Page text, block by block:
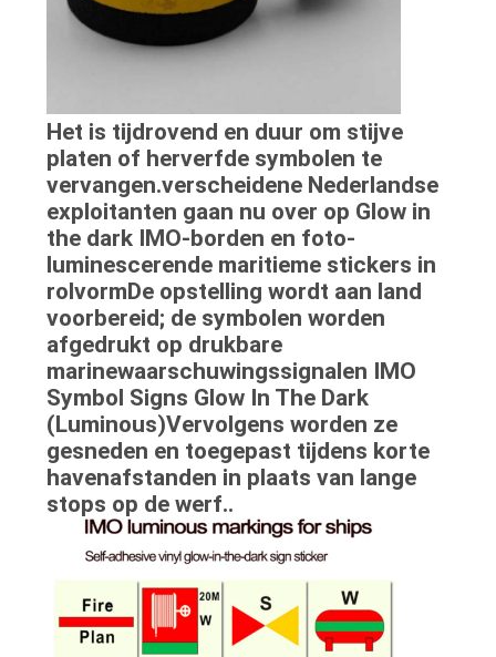
Het is tijdrovend en duur om stijve
platen of herverfde symbolen te
vervangen.verscheidene Nederlandse
exploitanten gaan nu over op Glow in
the dark IMO-borden en foto-
luminescerende maritieme stickers in
rolvormDe opstelling wordt aan land
voorbereid; de symbolen worden
afgedrukt op drukbare
marinewaarschuwingssignalen IMO
Symbol Signs Glow In The Dark
(Luminous)Vervolgens worden ze
gesneden en toegepast tijdens korte
havenafstanden in plaats van lange
stops op de werf..